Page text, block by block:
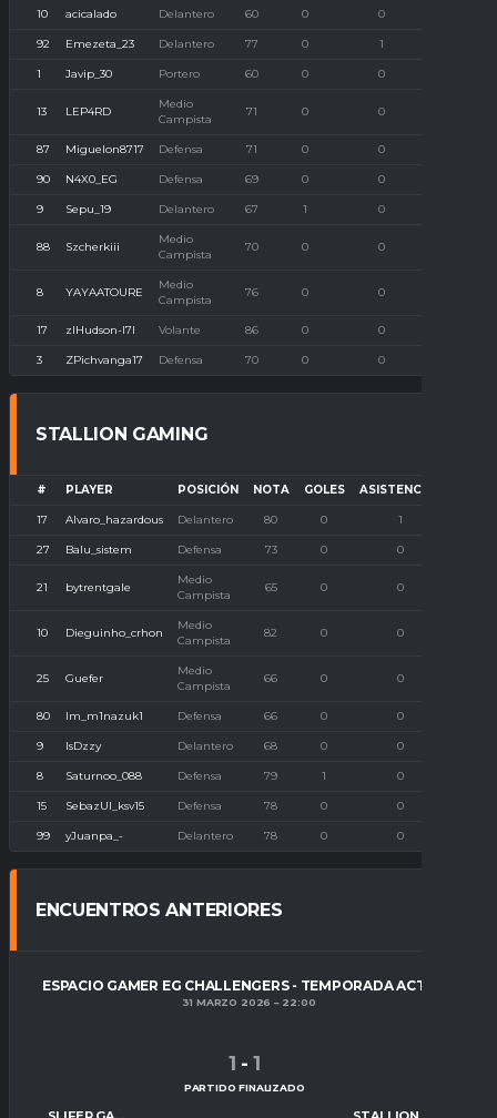
10 acicalado Delantero 60 0 0
92 Emezeta_23 Delantero 77 0 1
1 Javip_30 Portero 60 0 0
13 LEP4RD
Medio
Campista
71 0 0
87 Miguelon8717 Defensa 71 0 0
90 N4X0_EG Defensa 69 0 0
9 Sepu_19 Delantero 67 1 0
88 Szcherkiii
Medio
Campista
70 0 0
8 YAYAATOURE
Medio
Campista
76 0 0
17 zIHudson-I7I Volante 86 0 0
3 ZPichvanga17 Defensa 70 0 0
STALLION GAMING
# PLAYER POSICIÓN NOTA GOLES ASISTENCIAS
17 Alvaro_hazardous Delantero 80 0 1
27 Balu_sistem Defensa 73 0 0
21 bytrentgale
Medio
Campista
65 0 0
10 Dieguinho_crhon
Medio
Campista
82 0 0
25 Guefer
Medio
Campista
66 0 0
80 Im_m1nazuk1 Defensa 66 0 0
9 IsDzzy Delantero 68 0 0
8 Saturnoo_088 Defensa 79 1 0
15 SebazUl_ksv15 Defensa 78 0 0
99 yJuanpa_- Delantero 78 0 0
ENCUENTROS ANTERIORES
ESPACIO GAMER EG CHALLENGERS - TEMPORADA ACTUAL
31 MARZO 2026 22:00
1 - 1
PARTIDO FINALIZADO